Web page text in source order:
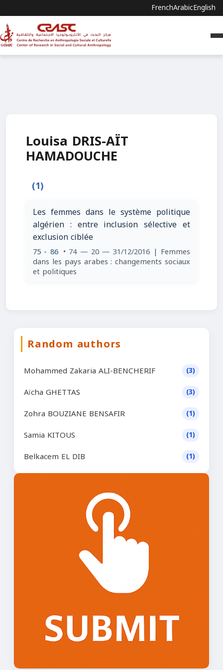
FrenchArabicEnglish
Louisa DRIS-AÏT
HAMADOUCHE
(1)
Les femmes dans le système politique
algérien : entre inclusion sélective et
exclusion ciblée
75 - 86 • 74 — 20 — 31/12/2016 | Femmes
dans les pays arabes : changements sociaux
et politiques
Random authors
Mohammed Zakaria ALI-BENCHERIF (3)
Aïcha GHETTAS (3)
Zohra BOUZIANE BENSAFIR (1)
Samia KITOUS (1)
Belkacem EL DIB (1)